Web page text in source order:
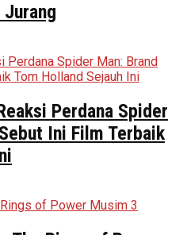
Perdana Spider
Ini Film Terbaik